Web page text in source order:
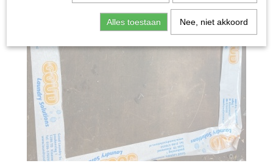
Alles toestaan Nee, niet akkoord